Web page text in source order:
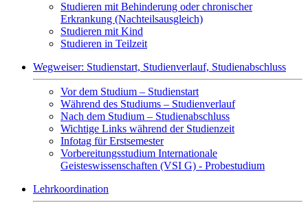
Studieren mit Behinderung oder chronischer
Erkrankung (Nachteilsausgleich)
Studieren mit Kind
Studieren in Teilzeit
Wegweiser: Studienstart, Studienverlauf, Studienabschluss
Vor dem Studium – Studienstart
Während des Studiums – Studienverlauf
Nach dem Studium – Studienabschluss
Wichtige Links während der Studienzeit
Infotag für Erstsemester
Vorbereitungsstudium Internationale
Geisteswissenschaften (VSI G) - Probestudium
Lehrkoordination